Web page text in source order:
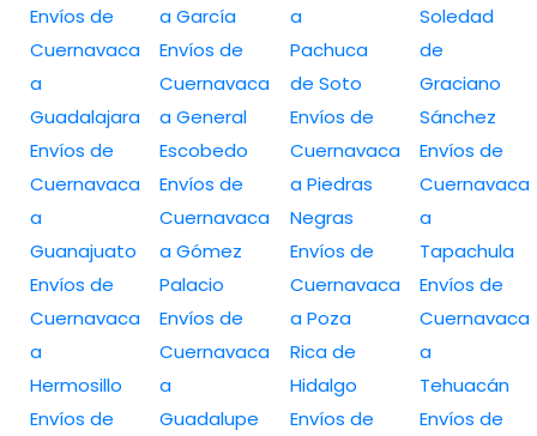
Envíos de
Cuernavaca
a
Guadalajara
Envíos de
Cuernavaca
a
Guanajuato
Envíos de
Cuernavaca
a
Hermosillo
Envíos de
a García
Envíos de
Cuernavaca
a General
Escobedo
Envíos de
Cuernavaca
a Gómez
Palacio
Envíos de
Cuernavaca
a
Guadalupe
a
Pachuca
de Soto
Envíos de
Cuernavaca
a Piedras
Negras
Envíos de
Cuernavaca
a Poza
Rica de
Hidalgo
Envíos de
Soledad
de
Graciano
Sánchez
Envíos de
Cuernavaca
a
Tapachula
Envíos de
Cuernavaca
a
Tehuacán
Envíos de